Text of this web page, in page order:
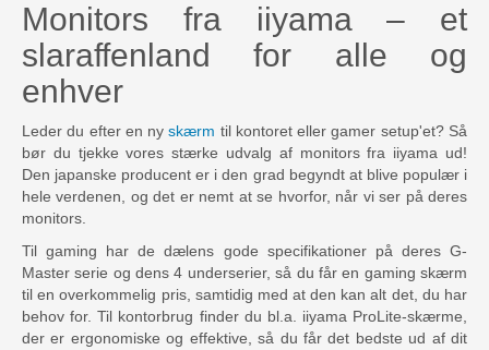
Monitors fra iiyama – et
slaraffenland for alle og
enhver
Leder du efter en nyskærm til kontoret eller gamer setup'et? Så
bør du tjekke vores stærke udvalg af monitors fra iiyama ud!
Den japanske producent er i den grad begyndt at blive populær i
hele verdenen, og det er nemt at se hvorfor, når vi ser på deres
monitors.
Til gaming har de dælens gode specifikationer på deres G-
Master serie og dens 4 underserier, så du får en gaming skærm
til en overkommelig pris, samtidig med at den kan alt det, du har
behov for. Til kontorbrug finder du bl.a. iiyama ProLite-skærme,
der er ergonomiske og effektive, så du får det bedste ud af dit